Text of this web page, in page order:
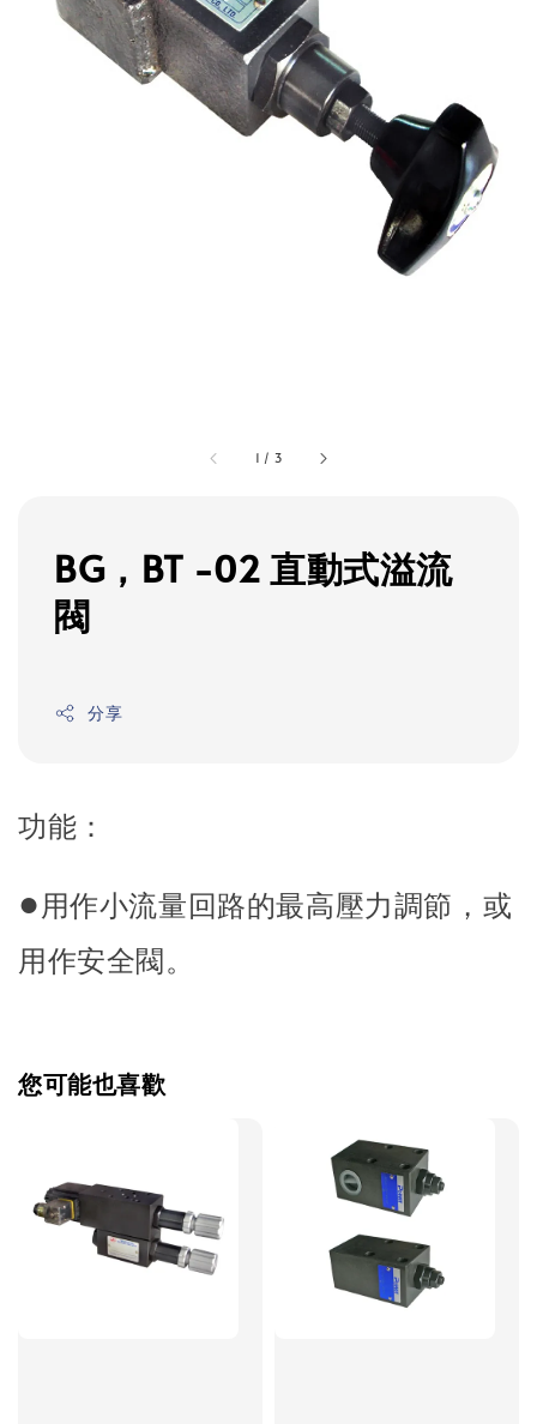
1 / 3
BG，BT -02 直動式溢流
閥
分享
功能：
●用作小流量回路的最高壓力調節，或
用作安全閥。
您可能也喜歡